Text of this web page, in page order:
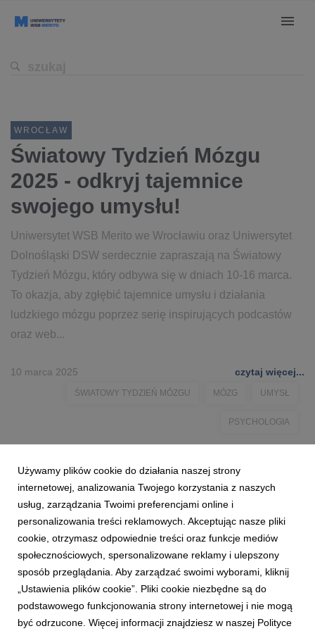
WROCŁAW
Światowy Tydzień Mózgu
2025 - odkryj tajemnice
swojego umysłu!
Uniwersytet WSB Merito we Wrocławiu oraz Uniwersytet
Dolnośląski DSW serdecznie zapraszają na Światowy
Tydzień Mózgu, który odbywa się w dniach 10-16 marca.
To okazja, aby zgłębić tajemnice umysłu i działania
ludzkiego mózgu poprzez serię inspirujących podcastów
oraz web...
10 marca 2025 czytaj więcej...
ŚWIATOWY TYDZIEŃ MÓZGU MÓZG UMYSŁ
PSYCHOLOGIA
Używamy plików cookie do działania naszej strony
internetowej, analizowania Twojego korzystania z naszych
usług, zarządzania Twoimi preferencjami online i
personalizowania treści reklamowych. Akceptując nasze pliki
cookie, otrzymasz odpowiednie treści oraz funkcje mediów
społecznościowych, spersonalizowane reklamy i ulepszony
sposób przeglądania. Aby zarządzać swoimi wyborami, kliknij
„Ustawienia plików cookie”. Pliki cookie niezbędne są do
podstawowego funkcjonowania strony internetowej i nie mogą
być odrzucone. Więcej informacji znajdziesz w naszej Polityce